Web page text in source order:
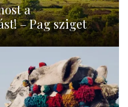
a
– Pag sziget